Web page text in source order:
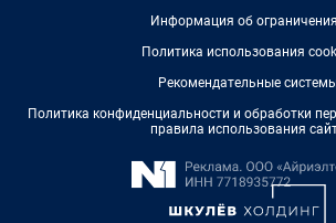
Информация об
Политика использования
Рекомендательные
Политика конфиденциальности и обработки
правила использования